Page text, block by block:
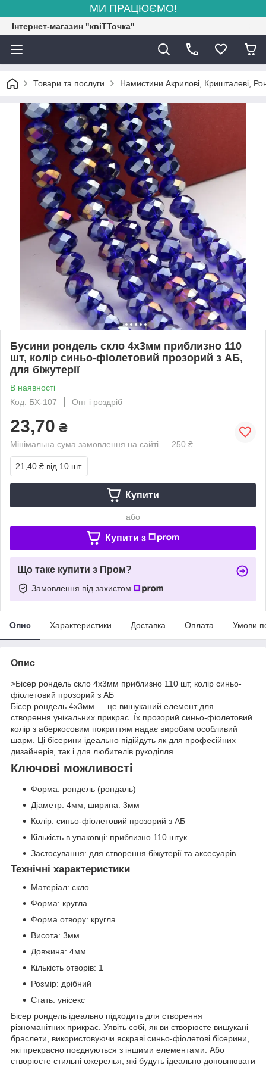
МИ ПРАЦЮЄМО!
Інтернет-магазин "квіТТочка"
Товари та послуги Намистини Акрилові, Кришталеві,
Бусини рондель скло 4х3мм приблизно 110
шт, колір синьо-фіолетовий прозорий з АБ,
для біжутерії
В наявності
Код: БХ-107
Опт і роздріб
23,70 ₴
Мінімальна сума замовлення на сайті — 250 ₴
21,40 ₴ від 10 шт.
Купити
або
Купити з
Що таке купити з Пром?
Замовлення під захистом
Опис Характеристики Доставка Оплата Умови
Опис
>Бісер рондель скло 4х3мм приблизно 110 шт, колір синьо-
фіолетовий прозорий з АБ
Бісер рондель 4х3мм — це вишуканий елемент для
створення унікальних прикрас. Їх прозорий синьо-фіолетовий
колір з аберкосовим покриттям надає виробам особливий
шарм. Ці бісерини ідеально підійдуть як для професійних
дизайнерів, так і для любителів рукоділля.
Ключові можливості
Форма: рондель (рондаль)
Діаметр: 4мм, ширина: 3мм
Колір: синьо-фіолетовий прозорий з АБ
Кількість в упаковці: приблизно 110 штук
Застосування: для створення біжутерії та аксесуарів
Технічні характеристики
Матеріал: скло
Форма: кругла
Форма отвору: кругла
Висота: 3мм
Довжина: 4мм
Кількість отворів: 1
Розмір: дрібний
Стать: унісекс
Бісер рондель ідеально підходить для створення
різноманітних прикрас. Уявіть собі, як ви створюєте вишукані
браслети, використовуючи яскраві синьо-фіолетові бісерини,
які прекрасно поєднуються з іншими елементами. Або
створюєте стильні ожерелья, які будуть ідеально доповнювати